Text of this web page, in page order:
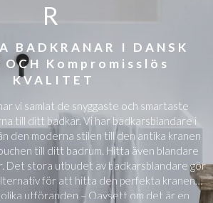
R
BADKRANAR I DANSK
OCH Kompromisslös
KVALITET
vi samlat de snyggaste och smartaste
till ditt badkar. Vi har badkarsblandare i
den moderna stilen till den antika kranen
till ditt badrum. Hitta även blandare
Det stora utbudet av badkarsblandare gör
för att hitta den perfekta kranen
olika utföranden – Oavsett om det är en